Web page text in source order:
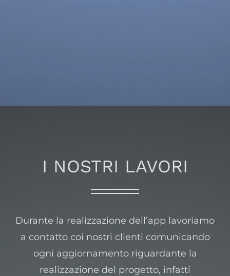
I NOSTRI LAVORI
Durante la realizzazione dell’app lavoriamo
a contatto coi nostri clienti comunicando
ogni aggiornamento riguardante la
realizzazione del progetto, infatti